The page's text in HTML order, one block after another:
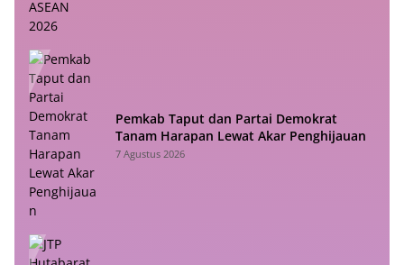
Pemkab Taput dan Partai Demokrat
Tanam Harapan Lewat Akar Penghijauan
7 Agustus 2026